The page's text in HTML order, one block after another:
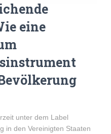
eine
unter dem Label
in den Vereinigten Staaten